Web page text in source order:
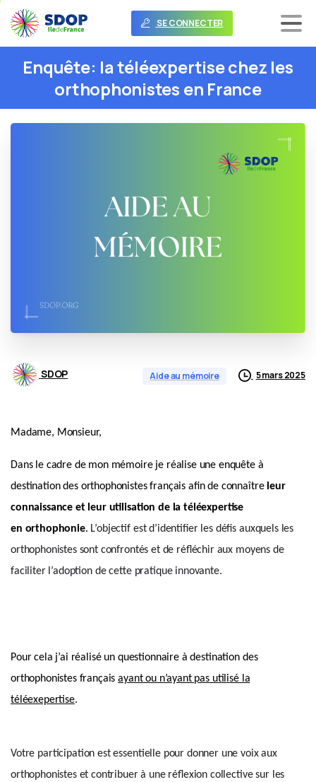
SE CONNECTER
Enquête: latéléexpertisechez les
orthophonistes en France
SDOP Aide au mémoire 5 mars 2025
Madame, Monsieur,
Dans le cadre de mon mémoire je réalise une enquête à
destination des orthophonistes français afin de connaître leur
connaissance et leur utilisation de la téléexpertise
en orthophonie. L’objectif est d’identifier les défis auxquels les
orthophonistes sont confrontés et de réfléchir aux moyens de
faciliter l’adoption de cette pratique innovante.
Pour cela j’ai réalisé un questionnaire à destination des
orthophonistes françaisayant ou n’ayant pas utilisé la
téléexepertise.
Votre participation est essentielle pour donner une voix aux
orthophonistes et contribuer à une réflexion collective sur les